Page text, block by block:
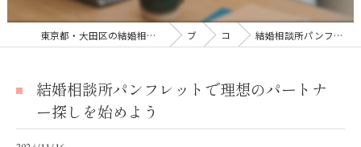
東京都・大田区の結婚相談所｜再婚・20代30代の婚活なら「BUDDY BRIDAL 東京」 ブログ コラム 結婚相談所パンフレットで理想のパートナー探しを始めよう
結婚相談所パンフレットで理想のパートナ
ー探しを始めよう